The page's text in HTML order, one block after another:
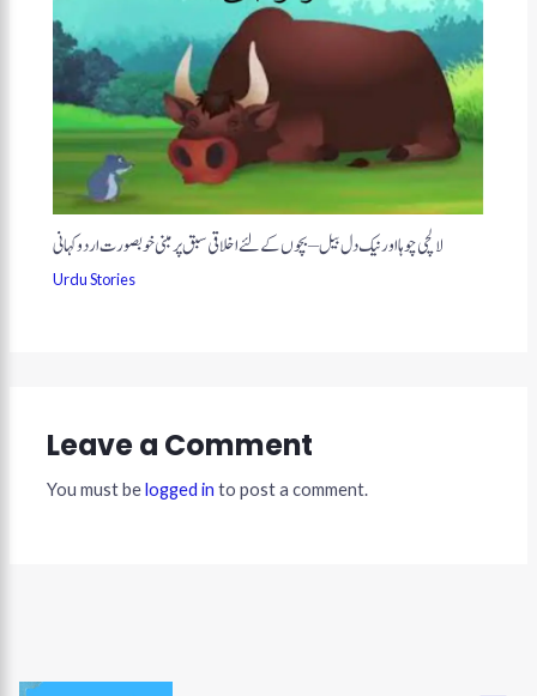
لالچی چوہا اور نیک دل بیل – بچوں کے لئے اخلاقی سبق پر مبنی خوبصورت اردو کہانی
Urdu Stories
Leave a Comment
You must belogged in to post a comment.